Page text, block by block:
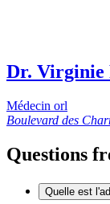
Dr. Virginie
Médecin orl
Boulevard des
Questions
Quelle est